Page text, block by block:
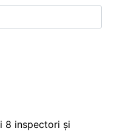
8 inspectori și